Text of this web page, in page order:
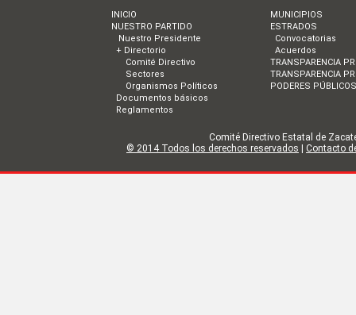
INICIO
NUESTRO PARTIDO
Nuestro Presidente
+ Directorio
Comité Directivo
Sectores
Organismos Políticos
Documentos básicos
Reglamentos
MUNICIPIOS
ESTRADOS
Convocatorias
Acuerdos
TRANSPARENCIA
TRANSPARENCIA
PODERES PÚBLICOS
Comité Directivo Estatal de
© 2014 Todos los derechos reservados | Contacto